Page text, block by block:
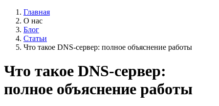
Главная
О нас
Блог
Статьи
Что такое DNS-сервер: полное объяснение работы
Что такое DNS-сервер:
полное объяснение работы